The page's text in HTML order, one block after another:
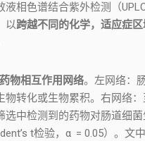
液相色谱结合紫外检测（
以跨越不同的化学，适应症
物相互作用网络。左网络：
物转化或生物累积。右网络
选中检测到的药物对肠道细
t检验，α = 0.05）。文